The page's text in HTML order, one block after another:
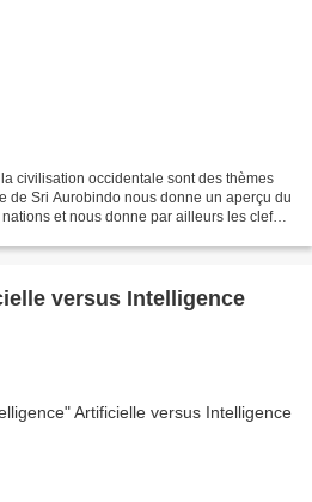
civilisation occidentale sont des thèmes
de Sri Aurobindo nous donne un aperçu du
et nous donne par ailleurs les clefs
versus Intelligence